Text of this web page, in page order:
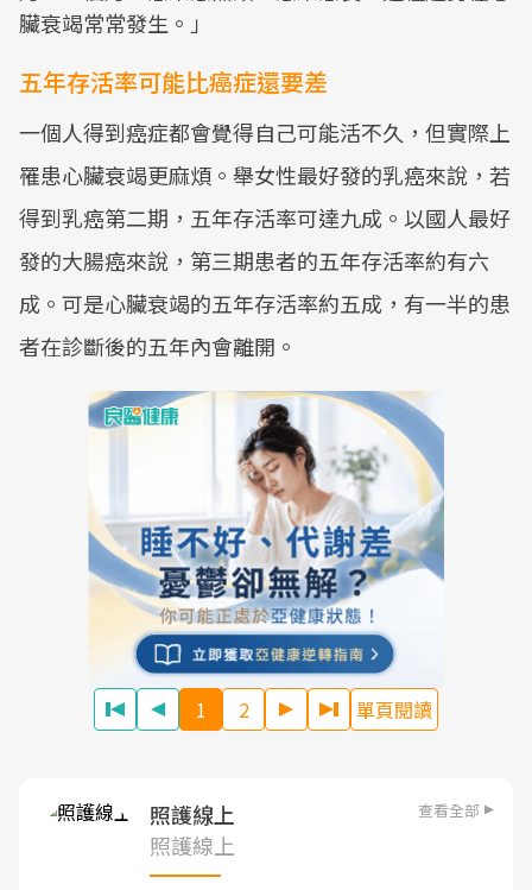
臟衰竭常常發生。」
五年存活率可能比癌症還要差
一個人得到癌症都會覺得自己可能活不久，但實際上
罹患心臟衰竭更麻煩。舉女性最好發的乳癌來說，若
得到乳癌第二期，五年存活率可達九成。以國人最好
發的大腸癌來說，第三期患者的五年存活率約有六
成。可是心臟衰竭的五年存活率約五成，有一半的患
者在診斷後的五年內會離開。
1 2 單頁閱讀
照護線上 查看全部
照護線上